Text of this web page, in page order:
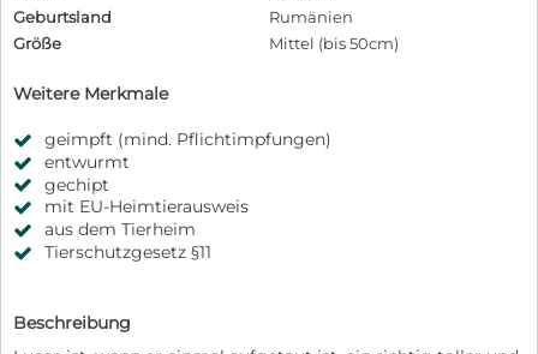
Geburtsland
Rumänien
Größe
Mittel (bis 50cm)
Weitere Merkmale
geimpft (mind. Pflichtimpfungen)
entwurmt
gechipt
mit EU-Heimtierausweis
aus dem Tierheim
Tierschutzgesetz §11
Beschreibung